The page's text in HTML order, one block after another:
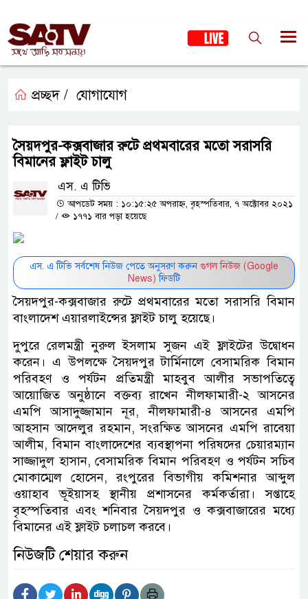
প্রচ্ছদ / যোগাযোগ
সৈয়দপুর-কক্সবাজার রুটে প্রথমবারের মতো সরাসরি
বিমানের ফ্লাইট চালু
এস. এ টিভি
আপডেট সময় : ১০:১৫:২৫ অপরাহ্ন, বৃহস্পতিবার, ৭ অক্টোবর ২০২১
/
১৭৭১ বার পড়া হয়েছে
এস. এ টিভি সর্বশেষ নিউজ পেতে অনুসরণ করুন গুগল নিউজ (Google
News) ফিডটি
সৈয়দপুর-কক্সবাজার রুটে প্রথমবারের মতো সরাসরি বিমান
বাংলাদেশ এয়ারলাইন্সের ফ্লাইট চালু হয়েছে।
দুপুরে রেলমন্ত্রী নুরুল ইসলাম সুজন এই ফ্লাইটের উদ্বোধন
করেন। এ উপলক্ষে সৈয়দপুর টার্মিনালে বেসামরিক বিমান
পরিবহণ ও পর্যটন প্রতিমন্ত্রী মাহবুব আলীর সভাপতিত্বে
আয়োজিত অনুষ্ঠানে বক্তব্য রাখেন নীলফামারী-২ আসনের
এমপি আসাদুজ্জামান নূর, নীলফামারী-৪ আসনের এমপি
আহসান আদেলুর রহমান, সংরক্ষিত আসনের এমপি রাবেয়া
আলীম, বিমান বাংলাদেশের ব্যবস্থাপনা পরিষদের চেয়ারম্যান
সাজ্জাদুল হাসান, বেসামরিক বিমান পরিবহণ ও পর্যটন সচিব
মোকাম্মেল হোসেন, রংপুরের বিভাগীয় কমিশনার আব্দুল
ওয়াহাব ভূইয়াসহ স্থানীয় প্রশাসনের কর্মকর্তারা। সপ্তাহে
বৃহস্পতিবার এবং শনিবার সৈয়দপুর ও কক্সবাজারের মধ্যে
বিমানের এই ফ্লাইট চলাচল করবে।
নিউজটি শেয়ার করুন